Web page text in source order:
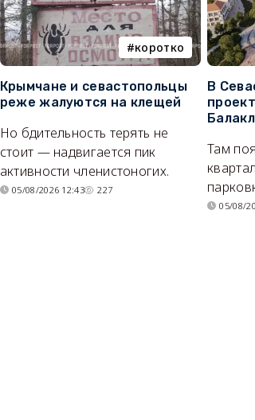
коротко
Крымчане и севастопольцы
реже жалуются на клещей
Но бдительность терять не
стоит — надвигается пик
активности членистоногих.
05/08/2026 12:43 227
В
Там
05/08/